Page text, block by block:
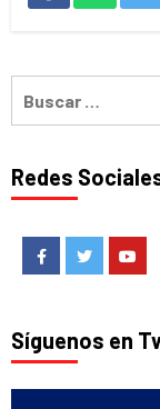
Redes
FacebookTwitter
Síguenos en